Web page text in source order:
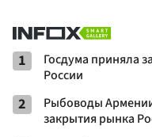
1
Госдума приняла
России
2
Рыбоводы
закрытия рынка